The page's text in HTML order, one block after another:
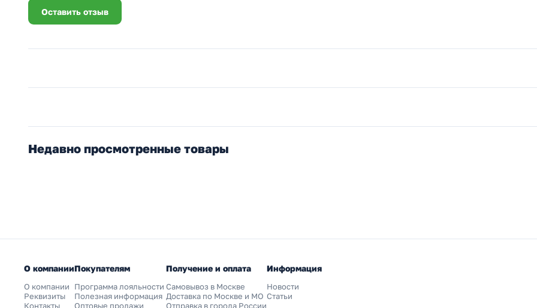
Оставить отзыв
Недавно просмотренные товары
О компании
О компании
Реквизиты
Контакты
Покупателям
Программа лояльности
Полезная информация
Оптовые продажи
Получение и оплата
Самовывоз в Москве
Доставка по Москве и МО
Отправка в города России
Информация
Новости
Статьи